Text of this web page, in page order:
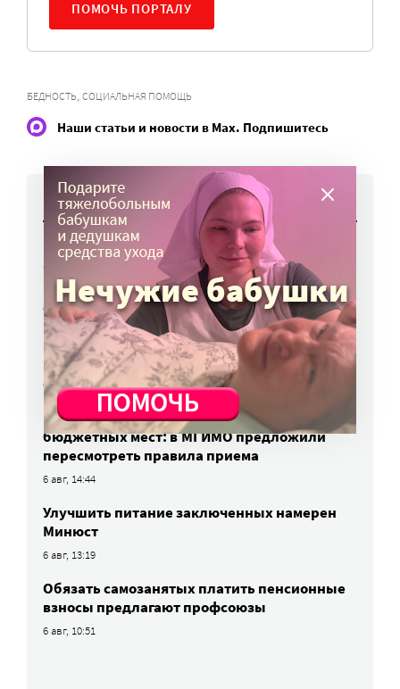
ПОМОЧЬ ПОРТАЛУ
БЕДНОСТЬ, СОЦИАЛЬНАЯ ПОМОЩЬ
Наши статьи и новости в Max. Подпишитесь
НОВОСТИ
Работы фотографов портала
«Милосердие.ru» представят на выставке
в Переславле-Залесском
6 авг, 16:03
МЧС предупреждает москвичей о грозе
и буре
6 авг, 15:55
Победители олимпиад заняли большинство
бюджетных мест: в МГИМО предложили
пересмотреть правила приема
6 авг, 14:44
Улучшить питание заключенных намерен
Минюст
6 авг, 13:19
Обязать самозанятых платить пенсионные
взносы предлагают профсоюзы
6 авг, 10:51